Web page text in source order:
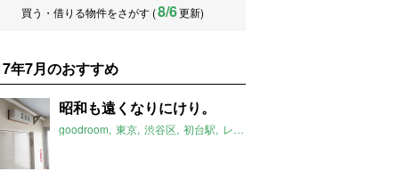
買う・借りる物件をさがす (8/6更新)
年7月のおすすめ
昭和も遠くなりにけり。
goodroom 東京 渋谷区 初台駅 レトロ